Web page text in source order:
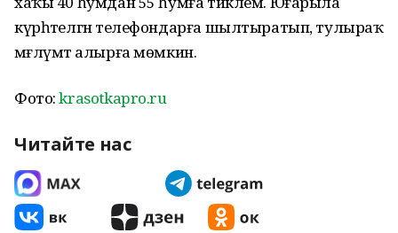
күрһәтелгән телефондарға шылтыратып, тулыраҡ
мәғлүмәт алырға мөмкин.
Фото:krasotkapro.ru
Читайте нас